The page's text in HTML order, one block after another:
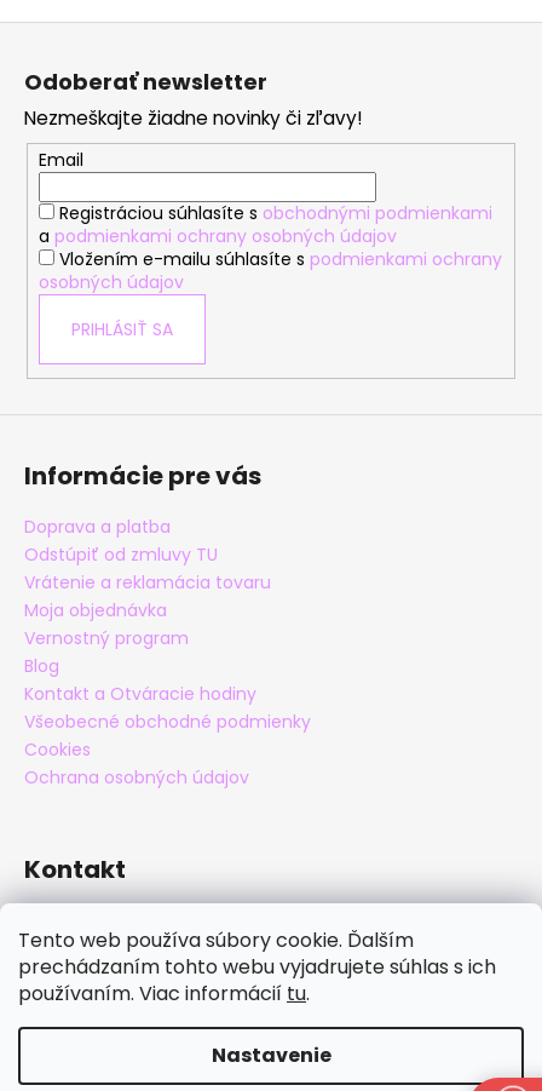
Tento web používa súbory cookie. Ďalším
prechádzaním tohto webu vyjadrujete súhlas s ich
používaním. Viac informácií tu.
Nastavenie
Z
Odoberať newsletter
Nezmeškajte žiadne novinky či zľavy!
Email
Registráciou súhlasíte s obchodnými podmienkami
a podmienkami ochrany osobných údajov
Vložením e-mailu súhlasíte s podmienkami ochrany
osobných údajov
PRIHLÁSIŤ SA
Informácie pre vás
Doprava a platba
Odstúpiť od zmluvy TU
Vrátenie a reklamácia tovaru
Moja objednávka
Vernostný program
Blog
Kontakt a Otváracie hodiny
Všeobecné obchodné podmienky
Cookies
Ochrana osobných údajov
Kontakt
+421 905 838 706
maxatko
maxatko_barefoot